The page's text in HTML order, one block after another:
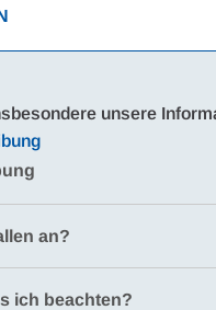
unsere
an?
ich beachten?